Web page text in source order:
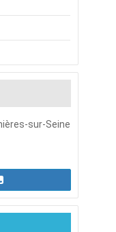
sur-Seine